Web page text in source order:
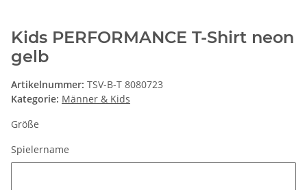
Kids PERFORMANCE T-Shirt neon
gelb
Artikelnummer: TSV-B-T 8080723
Kategorie: Männer & Kids
Größe
Spielername